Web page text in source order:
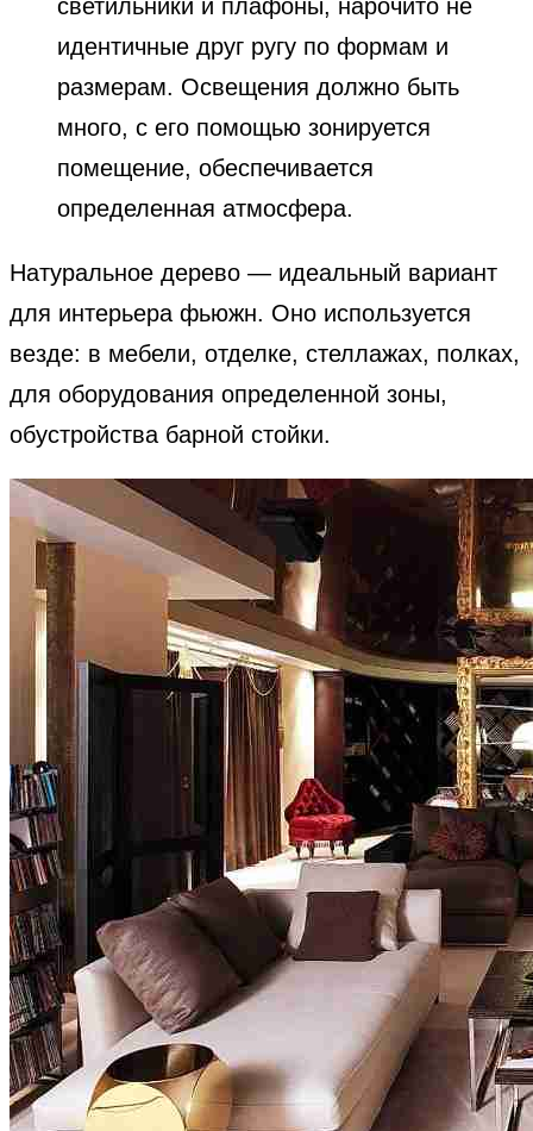
светильники и плафоны, нарочито не
идентичные друг ругу по формам и
размерам. Освещения должно быть
много, с его помощью зонируется
помещение, обеспечивается
определенная атмосфера.
Натуральное дерево — идеальный вариант
для интерьера фьюжн. Оно используется
везде: в мебели, отделке, стеллажах, полках,
для оборудования определенной зоны,
обустройства барной стойки.